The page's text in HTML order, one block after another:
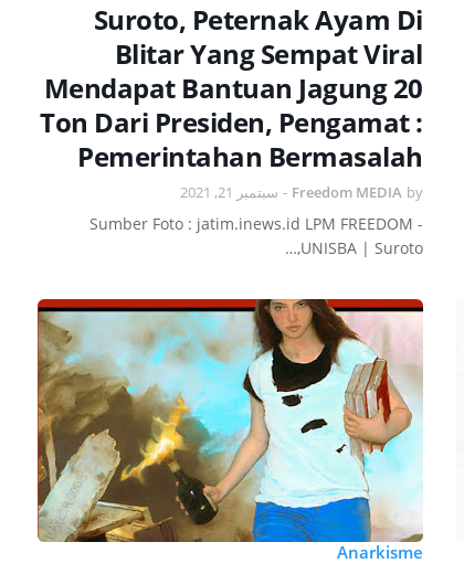
Suroto, Peternak Ayam Di
Blitar Yang Sempat Viral
Mendapat Bantuan Jagung 20
Ton Dari Presiden, Pengamat :
Pemerintahan Bermasalah
by
Freedom MEDIA
- سبتمبر 21, 2021
Sumber Foto : jatim.inews.id LPM FREEDOM -
UNISBA | Suroto,…
Anarkisme